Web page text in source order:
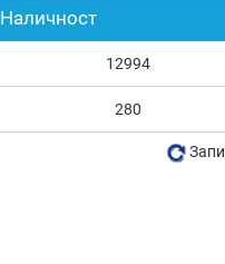
Наличност
12994
280